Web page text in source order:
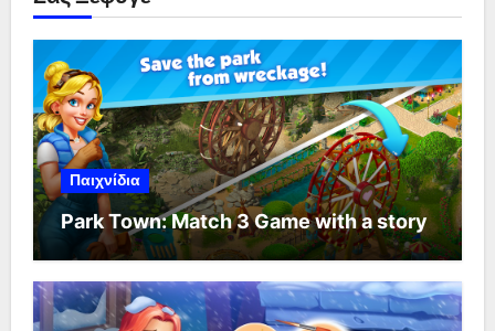
Παιχνίδια
Park Town: Match 3 Game with a story